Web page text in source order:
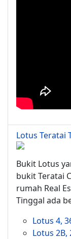
Lotus Teratai
Bukit Lotus
bukit Teratai
rumah Real
Tinggal ada
Lotus 4,
Lotus 2B,